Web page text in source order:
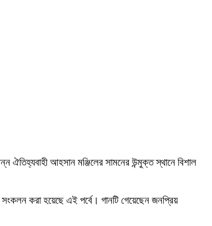
ঐতিহ্যবাহী আহসান মঞ্জিলের সামনের উন্মুক্ত স্থানে বিশাল
সংকলন করা হয়েছে এই পর্বে। গানটি গেয়েছেন জনপ্রিয়